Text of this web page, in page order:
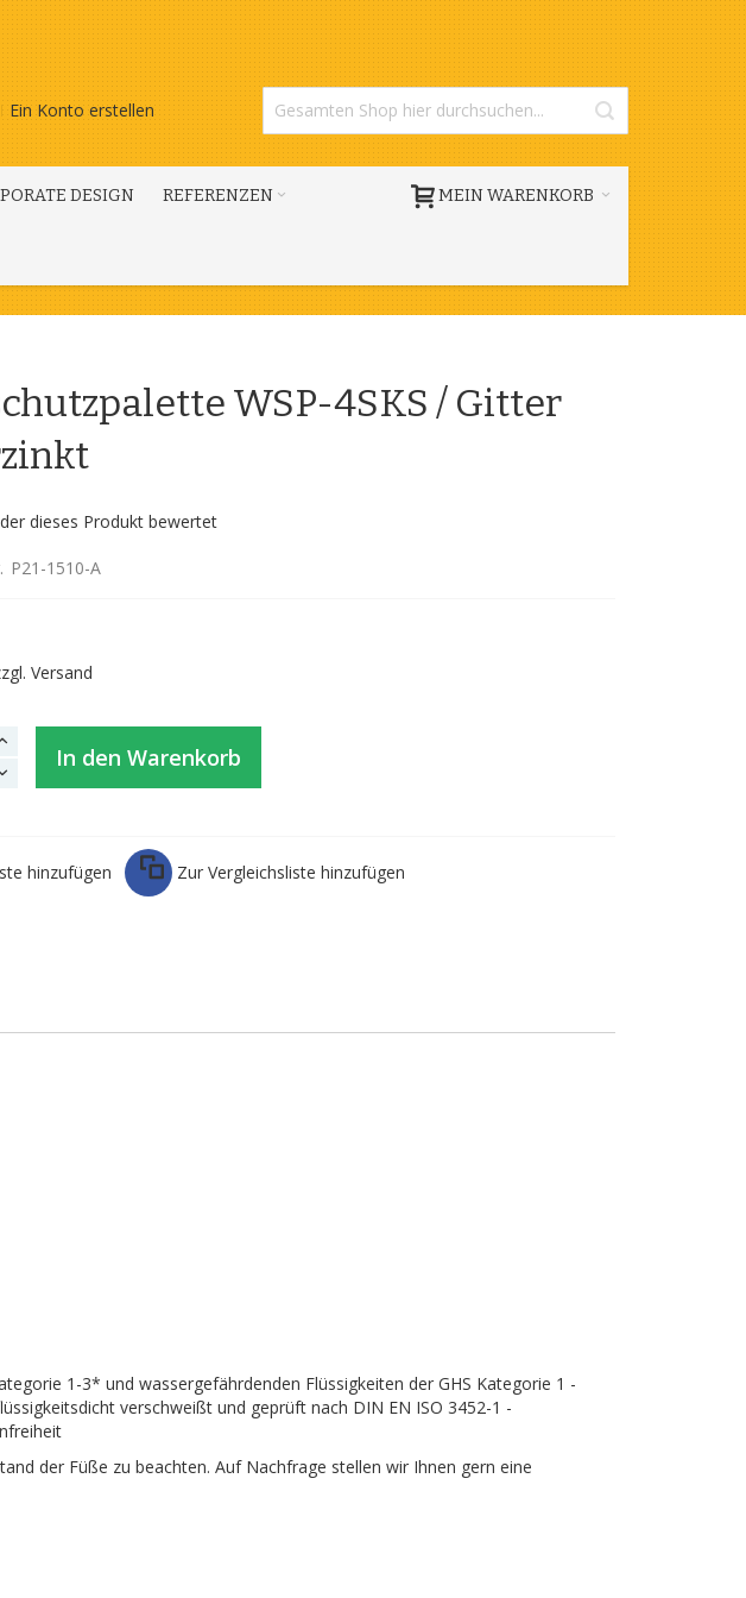
Ein Konto erstellen
MEIN WARENKORB
DESIGN REFERENZEN
WSP-4SKS / Gitter
dieses Produkt bewertet
P21-1510-A
Versand
In den Warenkorb
hinzufügen Zur Vergleichsliste hinzufügen
1-3* und wassergefährdenden Flüssigkeiten der GHS Kategorie 1 -
verschweißt und geprüft nach DIN EN ISO 3452-1 -
der Füße zu beachten. Auf Nachfrage stellen wir Ihnen gern eine